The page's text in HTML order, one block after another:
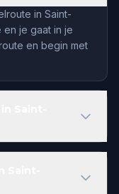
in Saint-
en je gaat in je
en begin met